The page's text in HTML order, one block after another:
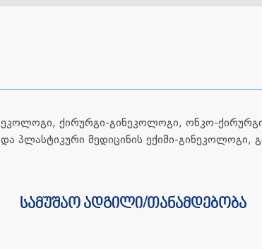
ქირურგი-გინეკოლოგი, ონკო-
პლასტიკური მედიცინის ექიმი-გინეკოლოგი,
სამუშაო ადგილი/თანამდებობა